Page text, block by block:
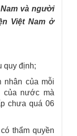
và người
Việt Nam ở
quy định;
nhân của mỗi
của nước mà
chưa quá 06
thẩm quyền